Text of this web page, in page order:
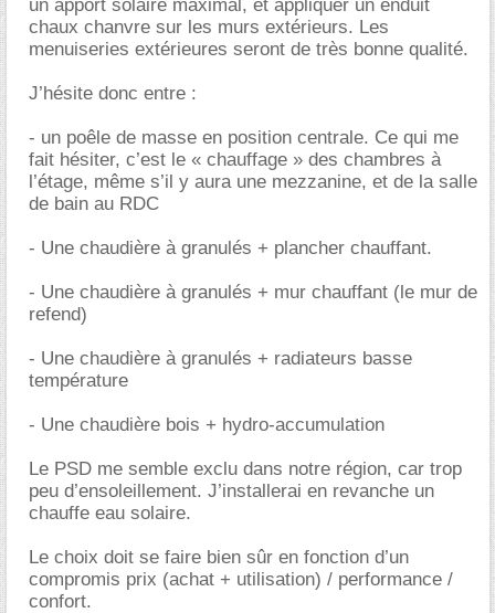
un apport solaire maximal, et appliquer un enduit
chaux chanvre sur les murs extérieurs. Les
menuiseries extérieures seront de très bonne qualité.
J’hésite donc entre :
- un poêle de masse en position centrale. Ce qui me
fait hésiter, c’est le « chauffage » des chambres à
l’étage, même s’il y aura une mezzanine, et de la salle
de bain au RDC
- Une chaudière à granulés + plancher chauffant.
- Une chaudière à granulés + mur chauffant (le mur de
refend)
- Une chaudière à granulés + radiateurs basse
température
- Une chaudière bois + hydro-accumulation
Le PSD me semble exclu dans notre région, car trop
peu d’ensoleillement. J’installerai en revanche un
chauffe eau solaire.
Le choix doit se faire bien sûr en fonction d’un
compromis prix (achat + utilisation) / performance /
confort.